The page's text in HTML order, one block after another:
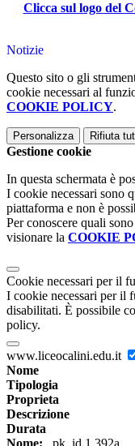
Clicca sul logo del
Notizie
Questo sito o gli
cookie necessari al
COOKIE POLICY.
Personalizza Rifiuta
Gestione cookie
In questa schermata è
I cookie necessari sono
piattaforma e non è
Per conoscere quali
visionare la COOKIE
Cookie necessari per il
I cookie necessari per il
disabilitati. È possibile
policy.
www.liceocalini.edu.it
Nome
Tipologia
Proprieta
Descrizione
Durata